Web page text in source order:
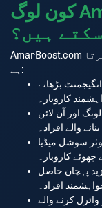
کون لوگ AmarBoost.com سے
ہیں؟
AmarBoost.com ہر قسم کے صارفین کے لیے بہترین حل فراہم کرتا
ہے:
بڑھانے
کاروبار۔
اور آن لائن
والے افراد۔
سوشل میڈیا
کاروبار۔
پہچان حاصل
افراد۔
کرنے والے